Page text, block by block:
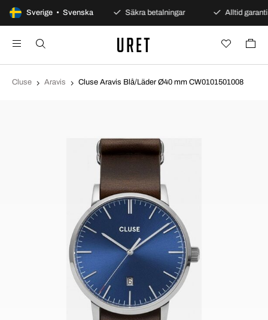
Sverige • Svenska
100 dagars öppet köp Säkra betalningar Alltid garanti
Cluse Aravis Cluse Aravis Blå/Läder Ø40 mm CW0101501008